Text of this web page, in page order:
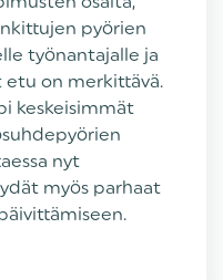
pyörien
työnantajalle ja
on merkittävä.
keskeisimmät
nyt
myös parhaat